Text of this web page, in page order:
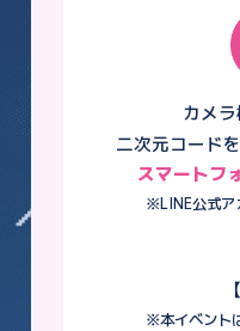
カメラ
二次元コード
スマートフ
※LINE公式ア
※本イベント